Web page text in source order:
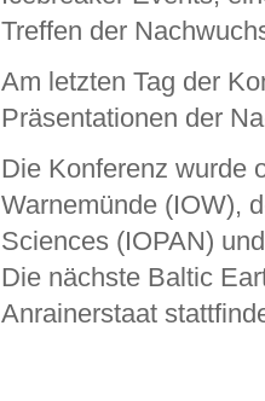
Treffen der
Am letzten Tag der
Präsentationen der
Die Konferenz wurde
Warnemünde (IOW),
Sciences (IOPAN)
Die nächste Baltic
Anrainerstaat